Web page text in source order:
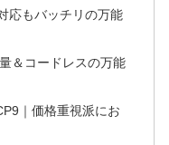
応もバッチリの万能
＆コードレスの万能
｜価格重視派にお